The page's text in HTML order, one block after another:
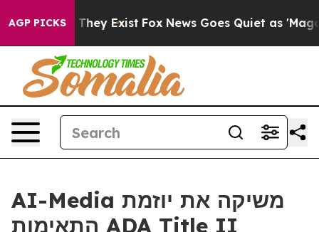
AGP PICKS
Proof They Exist Fox News Goes Quiet as 'Maga
AI-Media משיקה את יוזמת
התאימות ADA Title II